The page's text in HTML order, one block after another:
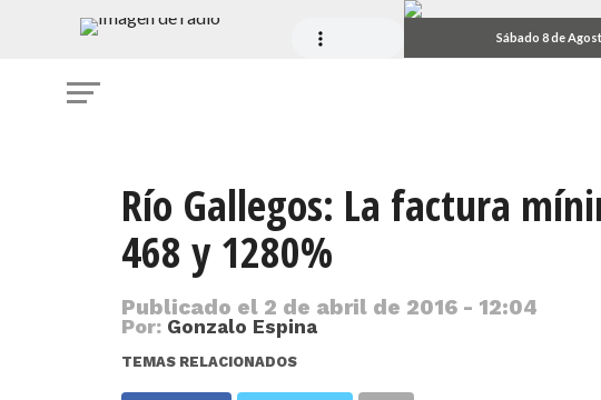
Sábado 8 de
Río Gallegos: La factura
468 y 1280%
Publicado el 2 de abril de 2016 - 12:04
Por: Gonzalo Espina
TEMAS RELACIONADOS